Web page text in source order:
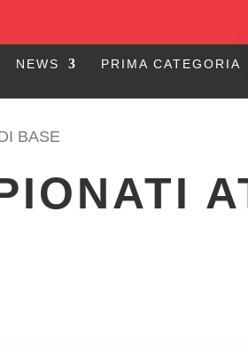
NEWS PRIMA CATEGORIA
BASE